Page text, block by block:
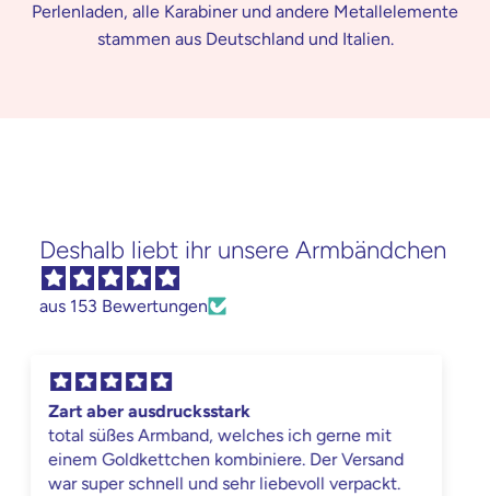
Perlenladen, alle Karabiner und andere Metallelemente
stammen aus Deutschland und Italien.
Deshalb liebt ihr unsere Armbändchen
aus 153 Bewertungen
Ein Traum
Sehr schöne Armbändchen, Farben toll
abgestimmt. Freue mich schon auf den
nächszen Kauf